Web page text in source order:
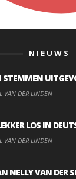
NIEUWS
STEMMEN
VAN DER LINDEN
LOS IN
VAN DER LINDEN
NELLY VAN DER